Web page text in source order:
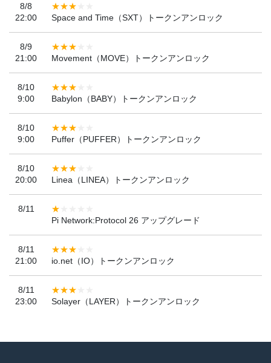
8/8
22:00
Space and Time（SXT）トークンアンロック
8/9
21:00
Movement（MOVE）トークンアンロック
8/10
9:00
Babylon（BABY）トークンアンロック
8/10
9:00
Puffer（PUFFER）トークンアンロック
8/10
20:00
Linea（LINEA）トークンアンロック
8/11
Pi Network:Protocol 26 アップグレード
8/11
21:00
io.net（IO）トークンアンロック
8/11
23:00
Solayer（LAYER）トークンアンロック